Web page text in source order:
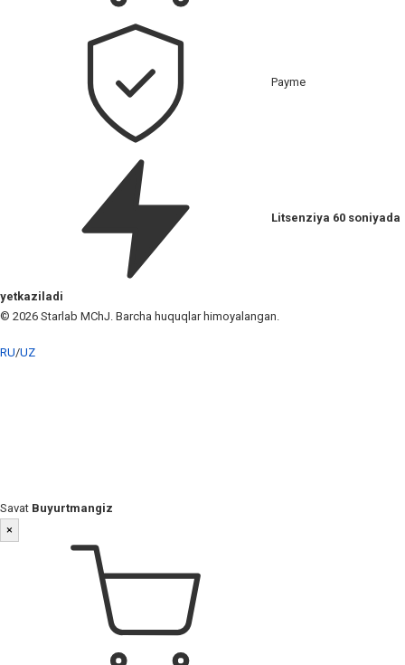
Payme
Litsenziya 60 soniyada
yetkaziladi
© 2026 Starlab MChJ. Barcha huquqlar himoyalangan.
RU/UZ
Savat Buyurtmangiz
×